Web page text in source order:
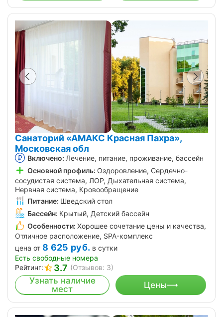
Санаторий «АМАКС Красная Пахра»,
Московская обл
Включено: Лечение, питание, проживание, бассейн
Основной профиль: Оздоровление, Сердечно-
сосудистая система, ЛОР, Дыхательная система,
Нервная система, Кровообращение
Питание: Шведский стол
Бассейн: Крытый, Детский бассейн
Особенности: Хорошее сочетание цены и качества,
Отличное расположение, SPA-комплекс
цена от 8 625 руб. в сутки
Есть свободные номера
Рейтинг:
3.7 (Отзывов: 3)
Узнать наличие
мест
Цены